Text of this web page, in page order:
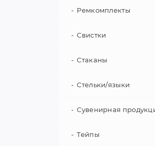
Ремкомплекты
Свистки
Стаканы
Стельки/языки
Сувенирная
Тейпы